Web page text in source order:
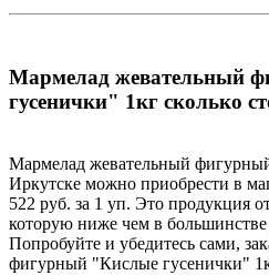
Мармелад жевательный
гусенички" 1кг сколько
Мармелад жевательный
Иркутске можно приобрести в
522 руб. за 1 уп. Это продукция
которую ниже чем в большинстве
Попробуйте и убедитесь сами,
фигурный "Кислые гусенички"